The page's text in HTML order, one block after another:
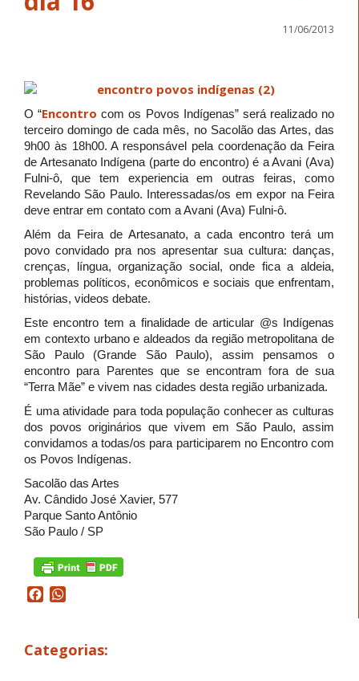
11/06/2013
O “Encontro com os Povos Indígenas” será realizado no
terceiro domingo de cada mês, no Sacolão das Artes, das
9h00 às 18h00. A responsável pela coordenação da Feira
de Artesanato Indígena (parte do encontro) é a Avani (Ava)
Fulni-ô, que tem experiencia em outras feiras, como
Revelando São Paulo. Interessadas/os em expor na Feira
deve entrar em contato com a Avani (Ava) Fulni-ô.
Além da Feira de Artesanato, a cada encontro terá um
povo convidado pra nos apresentar sua cultura: danças,
crenças, língua, organização social, onde fica a aldeia,
problemas políticos, econômicos e sociais que enfrentam,
histórias, videos debate.
Este encontro tem a finalidade de articular @s Indígenas
em contexto urbano e aldeados da região metropolitana de
São Paulo (Grande São Paulo), assim pensamos o
encontro para Parentes que se encontram fora de sua
“Terra Mãe” e vivem nas cidades desta região urbanizada.
É uma atividade para toda população conhecer as culturas
dos povos originários que vivem em São Paulo, assim
convidamos a todas/os para participarem no Encontro com
os Povos Indígenas.
Sacolão das Artes
Av. Cândido José Xavier, 577
Parque Santo Antônio
São Paulo / SP
Facebook
Categorias: